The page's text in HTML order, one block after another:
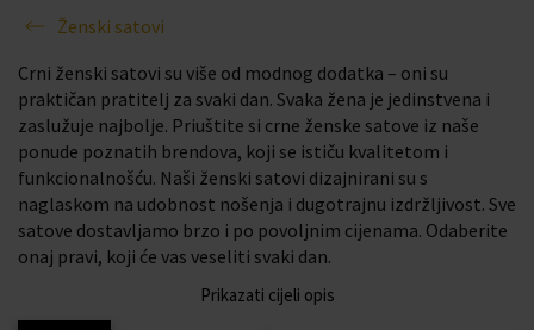
Ženski satovi
Crni ženski satovi su više od modnog dodatka – oni su
praktičan pratitelj za svaki dan. Svaka žena je jedinstvena i
zaslužuje najbolje. Priuštite si crne ženske satove iz naše
ponude poznatih brendova, koji se ističu kvalitetom i
funkcionalnošću. Naši ženski satovi dizajnirani su s
naglaskom na udobnost nošenja i dugotrajnu izdržljivost. Sve
satove dostavljamo brzo i po povoljnim cijenama. Odaberite
onaj pravi, koji će vas veseliti svaki dan.
Prikazati cijeli opis